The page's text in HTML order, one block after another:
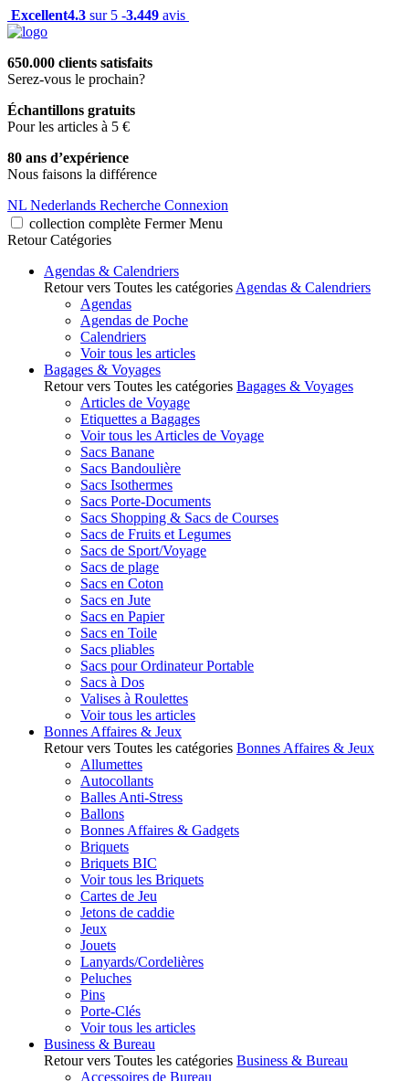
Excellent4.3 sur 5 -3.449 avis
650.000 clients satisfaits
Serez-vous le prochain?
Échantillons gratuits
Pour les articles à 5 €
80 ans d’expérience
Nous faisons la différence
NL Nederlands Recherche Connexion
collection complète Fermer Menu
Retour Catégories
Agendas & Calendriers
Retour vers Toutes les catégories Agendas & Calendriers
Agendas
Agendas de Poche
Calendriers
Voir tous les articles
Bagages & Voyages
Retour vers Toutes les catégories Bagages & Voyages
Articles de Voyage
Etiquettes a Bagages
Voir tous les Articles de Voyage
Sacs Banane
Sacs Bandoulière
Sacs Isothermes
Sacs Porte-Documents
Sacs Shopping & Sacs de Courses
Sacs de Fruits et Legumes
Sacs de Sport/Voyage
Sacs de plage
Sacs en Coton
Sacs en Jute
Sacs en Papier
Sacs en Toile
Sacs pliables
Sacs pour Ordinateur Portable
Sacs à Dos
Valises à Roulettes
Voir tous les articles
Bonnes Affaires & Jeux
Retour vers Toutes les catégories Bonnes Affaires & Jeux
Allumettes
Autocollants
Balles Anti-Stress
Ballons
Bonnes Affaires & Gadgets
Briquets
Briquets BIC
Voir tous les Briquets
Cartes de Jeu
Jetons de caddie
Jeux
Jouets
Lanyards/Cordelières
Peluches
Pins
Porte-Clés
Voir tous les articles
Business & Bureau
Retour vers Toutes les catégories Business & Bureau
Accessoires de Bureau